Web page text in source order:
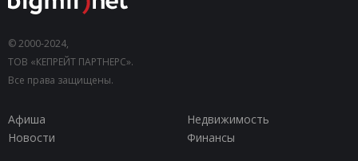
© 2000-2024,
ТОВ «КЕПРЕЙТ ПАРТНЕРС».
Все права защищены.
Афиша
Недвижимость
Новости
Финансы